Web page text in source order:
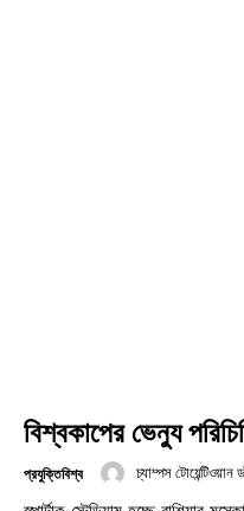
বিশ্বকাপের ভেন্যু
প্রযুক্তিবিশ্ব চ্যাম্পস টোয়েন্টিওয়ান